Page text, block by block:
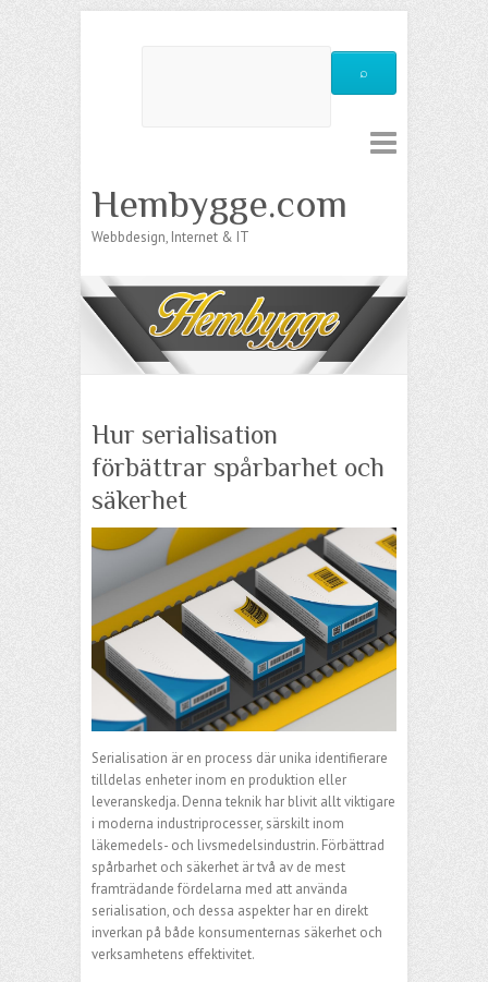
Hembygge.com
Webbdesign, Internet & IT
Hur serialisation
förbättrar spårbarhet och
säkerhet
Serialisation är en process där unika identifierare
tilldelas enheter inom en produktion eller
leveranskedja. Denna teknik har blivit allt viktigare
i moderna industriprocesser, särskilt inom
läkemedels- och livsmedelsindustrin. Förbättrad
spårbarhet och säkerhet är två av de mest
framträdande fördelarna med att använda
serialisation, och dessa aspekter har en direkt
inverkan på både konsumenternas säkerhet och
verksamhetens effektivitet.